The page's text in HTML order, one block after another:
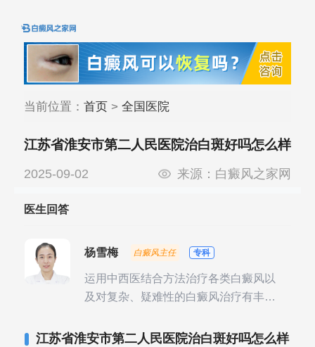
当前位置： 首页> 全国医院
江苏省淮安市第二人民医院治白斑好吗怎么样
2025-09-02 来源： 白癜风之家网
医生回答
杨雪梅 白癜风主任 专科
运用中西医结合方法治疗各类白癜风以
及对复杂、疑难性的白癜风治疗有丰富
合巩固用药的调理，并对白癜风患者的
江苏省淮安市第二人民医院治白斑好吗怎么样